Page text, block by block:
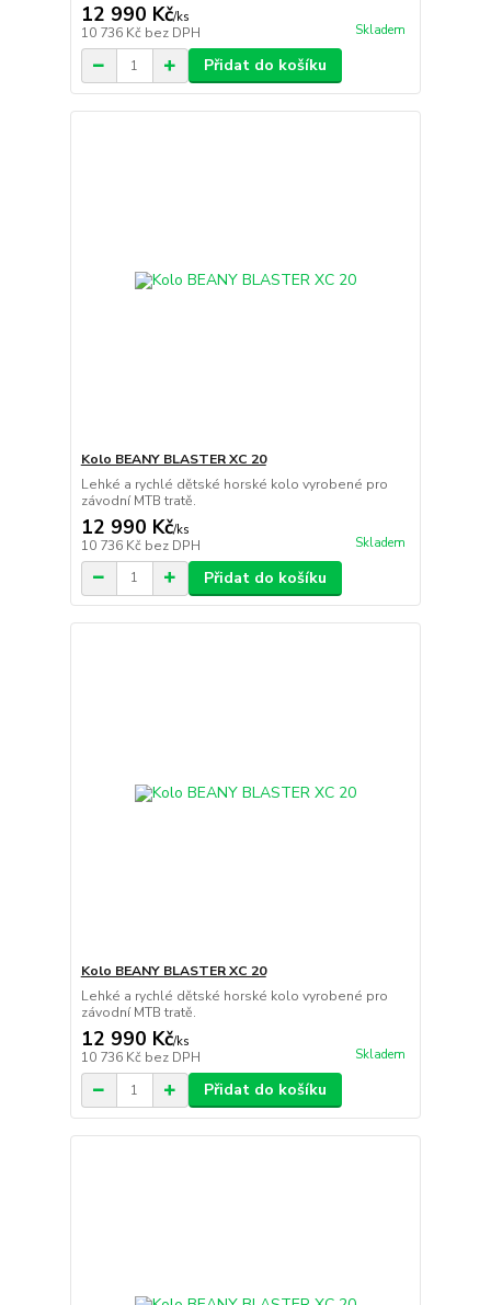
12 990 Kč/ks
10 736 Kč bez DPH Skladem
Přidat do košíku
Kolo BEANY BLASTER XC 20
Lehké a rychlé dětské horské kolo vyrobené pro
závodní MTB tratě.
12 990 Kč/ks
10 736 Kč bez DPH Skladem
Přidat do košíku
Kolo BEANY BLASTER XC 20
Lehké a rychlé dětské horské kolo vyrobené pro
závodní MTB tratě.
12 990 Kč/ks
10 736 Kč bez DPH Skladem
Přidat do košíku